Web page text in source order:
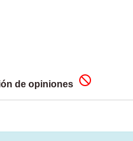
de opiniones 